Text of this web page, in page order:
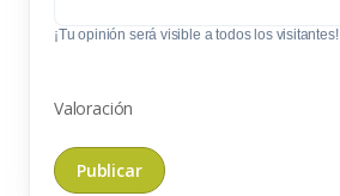
¡Tu opinión será visible a todos los visitantes!
Valoración